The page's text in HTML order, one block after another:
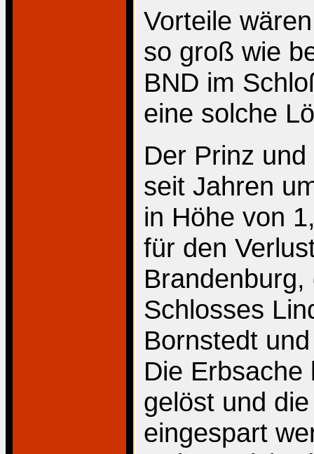
Vorteile
so groß wie
BND im
eine solche
Der Prinz
seit Jahren
in Höhe von
für den
Schlosses
Bornstedt
Die
gelöst und
eingespart